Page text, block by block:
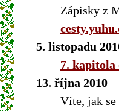
Zápisky z
5. listopadu
7. kapitola
13. října 2010
Víte, jak